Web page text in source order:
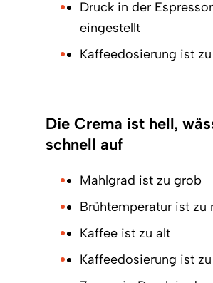
Druck in der
eingestellt
Kaffeedosierung ist
Die Crema ist hell,
schnell auf
Mahlgrad ist zu grob
Brühtemperatur ist zu
Kaffee ist zu alt
Kaffeedosierung ist